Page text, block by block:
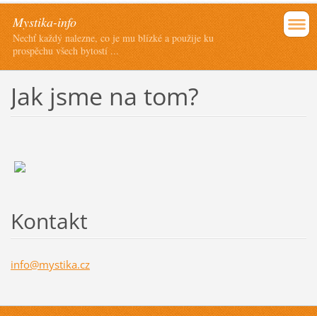
Mystika-info
Nechť každý nalezne, co je mu blízké a použije ku
prospěchu všech bytostí ...
Jak jsme na tom?
Kontakt
info@mystika.cz